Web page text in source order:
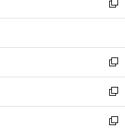
く
で
開
ド
ウ
開
く
ィ
ン
ウ
で
開
く
い
ウ
ン
ド
ウ
で
開
く
新
し
ウ
ィ
ン
ド
ウ
で
新
し
い
ウ
ィ
新
し
い
新